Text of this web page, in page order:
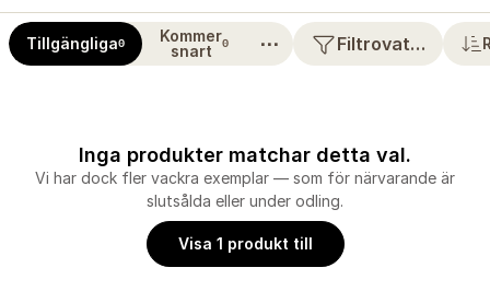
Tillgängliga0
Kommer
snart
0 ⋯ Filtrovat…
Inga produkter matchar detta val.
Vi har dock fler vackra exemplar — som för närvarande är
slutsålda eller under odling.
Visa 1 produkt till